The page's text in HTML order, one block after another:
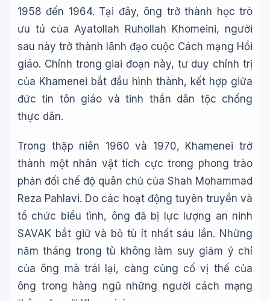
1958 đến 1964. Tại đây, ông trở thành học trò
ưu tú của Ayatollah Ruhollah Khomeini, người
sau này trở thành lãnh đạo cuộc Cách mạng Hồi
giáo. Chính trong giai đoạn này, tư duy chính trị
của Khamenei bắt đầu hình thành, kết hợp giữa
đức tin tôn giáo và tinh thần dân tộc chống
thực dân.
Trong thập niên 1960 và 1970, Khamenei trở
thành một nhân vật tích cực trong phong trào
phản đối chế độ quân chủ của Shah Mohammad
Reza Pahlavi. Do các hoạt động tuyên truyền và
tổ chức biểu tình, ông đã bị lực lượng an ninh
SAVAK bắt giữ và bỏ tù ít nhất sáu lần. Những
năm tháng trong tù không làm suy giảm ý chí
của ông mà trái lại, càng củng cố vị thế của
ông trong hàng ngũ những người cách mạng